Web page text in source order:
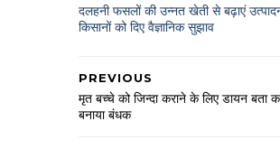
दलहनी फसलों की उन्नत खेती से बढ़ाएं
किसानों को दिए वैज्ञानिक सुझाव
PREVIOUS
मृत बच्चे को जिन्दा कराने के लिए डायन बता
बनाया बंधक